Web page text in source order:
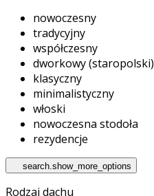
nowoczesny
tradycyjny
współczesny
dworkowy (staropolski)
klasyczny
minimalistyczny
włoski
nowoczesna stodoła
rezydencje
search.show_more_options
Rodzaj dachu